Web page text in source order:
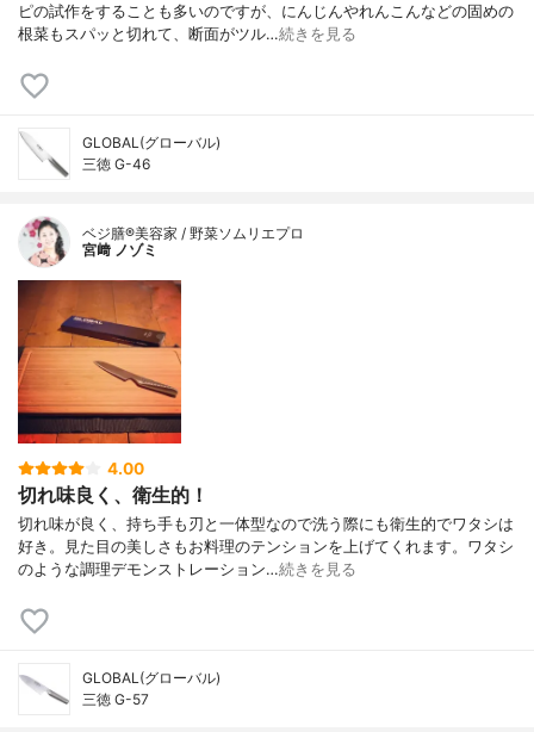
ピの試作をすることも多いのですが、にんじんやれんこんなどの固めの
根菜もスパッと切れて、断面がツル…続きを見る
GLOBAL(グローバル)
三徳 G-46
ベジ膳®美容家 / 野菜ソムリエプロ
宮﨑 ノゾミ
4.00
切れ味良く、衛生的！
切れ味が良く、持ち手も刃と一体型なので洗う際にも衛生的でワタシは
好き。見た目の美しさもお料理のテンションを上げてくれます。ワタシ
のような調理デモンストレーション…続きを見る
GLOBAL(グローバル)
三徳 G-57